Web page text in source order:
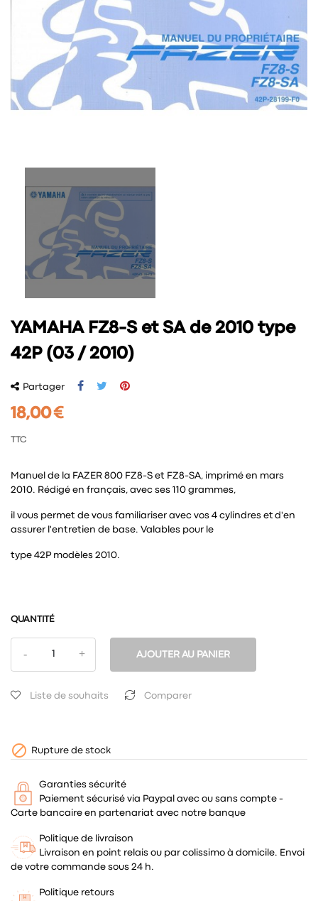
YAMAHA FZ8-S et SA de 2010 type
42P (03 / 2010)
Partager
18,00 €
TTC
Manuel de la FAZER 800 FZ8-S et FZ8-SA, imprimé en mars
2010. Rédigé en français, avec ses 110 grammes,
il vous permet de vous familiariser avec vos 4 cylindres et d'en
assurer l'entretien de base. Valables pour le
type 42P modèles 2010.
QUANTITÉ
AJOUTER AU PANIER
Liste de souhaits Comparer
 Rupture de stock
Garanties sécurité
Paiement sécurisé via Paypal avec ou sans compte -
Carte bancaire en partenariat avec notre banque
Politique de livraison
Livraison en point relais ou par colissimo à domicile. Envoi
de votre commande sous 24 h.
Politique retours